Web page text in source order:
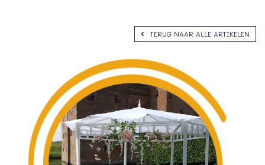
TERUG NAAR ALLE ARTIKELEN